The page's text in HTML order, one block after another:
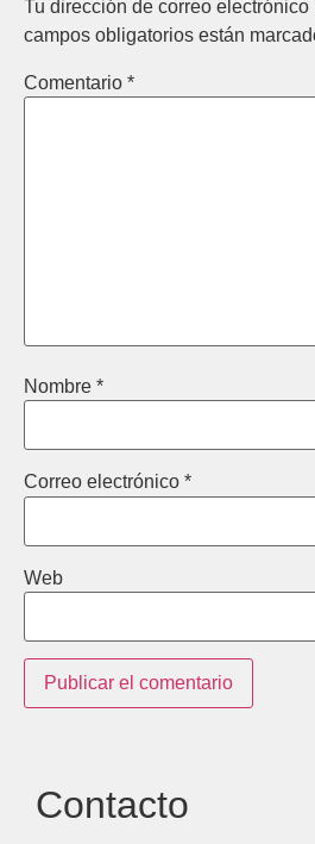
Tu dirección de correo
campos obligatorios están
Comentario *
Nombre *
Correo electrónico *
Web
Contacto